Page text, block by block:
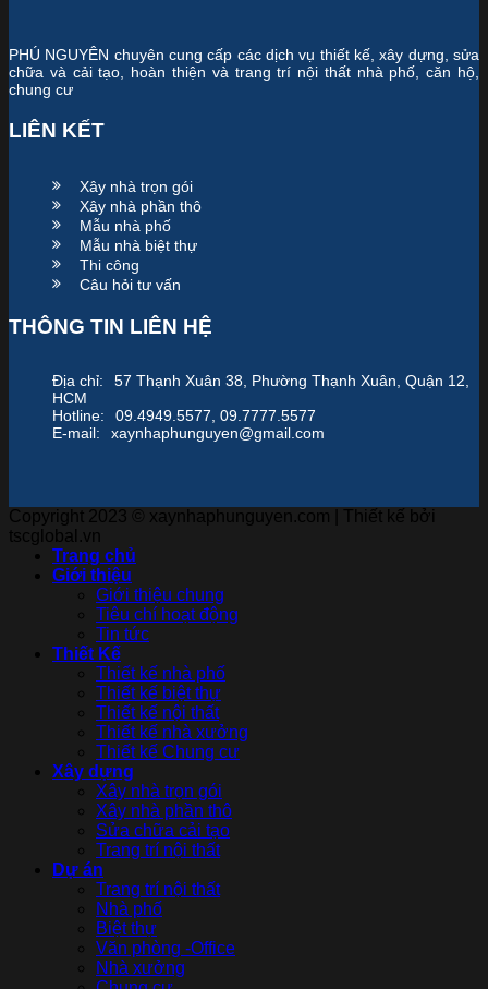
PHÚ NGUYÊN chuyên cung cấp các dịch vụ thiết kế, xây dựng, sửa
chữa và cải tạo, hoàn thiện và trang trí nội thất nhà phố, căn hộ,
chung cư
LIÊN KẾT
Xây nhà trọn gói
Xây nhà phần thô
Mẫu nhà phố
Mẫu nhà biệt thự
Thi công
Câu hỏi tư vấn
THÔNG TIN LIÊN HỆ
Địa chỉ:
57 Thạnh Xuân 38, Phường Thạnh Xuân, Quận 12,
HCM
Hotline:
09.4949.5577, 09.7777.5577
E-mail:
xaynhaphunguyen@gmail.com
Copyright 2023 © xaynhaphunguyen.com | Thiết kế bởi
tscglobal.vn
Trang chủ
Giới thiệu
Giới thiệu chung
Tiêu chí hoạt động
Tin tức
Thiết Kế
Thiết kế nhà phố
Thiết kế biệt thự
Thiết kế nội thất
Thiết kế nhà xưởng
Thiết kế Chung cư
Xây dựng
Xây nhà trọn gói
Xây nhà phần thô
Sửa chữa cải tạo
Trang trí nội thất
Dự án
Trang trí nội thất
Nhà phố
Biệt thự
Văn phòng -Office
Nhà xưởng